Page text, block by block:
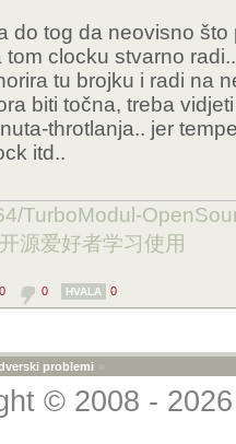
do tog da neovisno
tom clocku stvarno
tu brojku i radi na
biti točna, treba
throtlanja.. jer
itd..
TurboModul-
源爱好者学习使用
0 0 HVALA 0
problemi »
© 2008 -